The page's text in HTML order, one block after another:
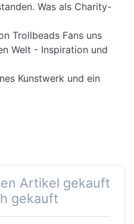
Was als Charity-
Trollbeads Fans uns
Welt - Inspiration und
Kunstwerk und ein
Artikel gekauft
gekauft